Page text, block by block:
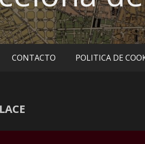
CONTACTO POLITICA DE